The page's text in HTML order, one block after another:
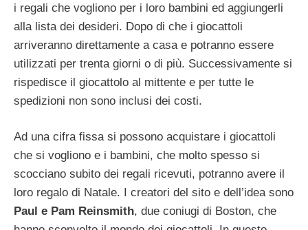
i regali che vogliono per i loro bambini ed aggiungerli
alla lista dei desideri. Dopo di che i giocattoli
arriveranno direttamente a casa e potranno essere
utilizzati per trenta giorni o di più. Successivamente si
rispedisce il giocattolo al mittente e per tutte le
spedizioni non sono inclusi dei costi.
Ad una cifra fissa si possono acquistare i giocattoli
che si vogliono e i bambini, che molto spesso si
scocciano subito dei regali ricevuti, potranno avere il
loro regalo di Natale. I creatori del sito e dell’idea sono
Paul e Pam Reinsmith, due coniugi di Boston, che